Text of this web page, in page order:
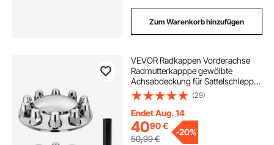
Zum Warenkorb hinzufügen
VEVOR Radkappen Vorderachse
Radmutterkapppe gewölbte
Achsabdeckung für Sattelschlepper
galvanisierte ABS-
Radmutternabdeckungen 2 Stück,
komplettes Achsabdeckung mit
Montagewerkzeugen helles Silber
(29)
Endet Aug. 14
4090€
50,99€
-20%